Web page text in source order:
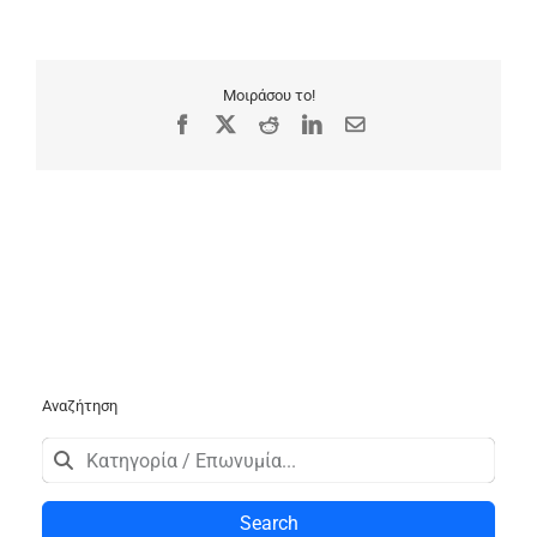
Μοιράσου το!
Facebook RedditLinkedIn
Email
Αναζήτηση
Search